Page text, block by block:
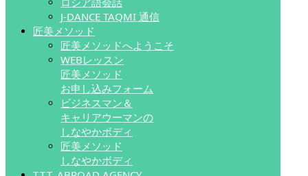
J-DANCE TAQMI 通信
匠美メソッド
匠美メソッドへようこそ
WEBレッスン
匠美メソッド
お申し込みフォーム
ビジネスマン＆
キャリアウーマンの
しなやかボディ
匠美メソッド
しなやかボディ